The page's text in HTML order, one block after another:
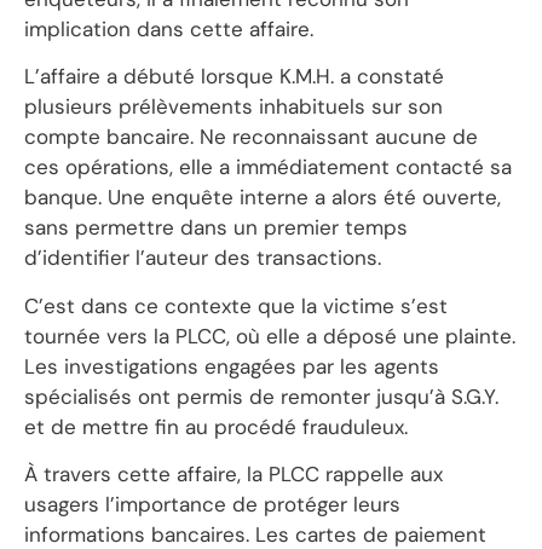
implication dans cette affaire.
L’affaire a débuté lorsque K.M.H. a constaté
plusieurs prélèvements inhabituels sur son
compte bancaire. Ne reconnaissant aucune de
ces opérations, elle a immédiatement contacté sa
banque. Une enquête interne a alors été ouverte,
sans permettre dans un premier temps
d’identifier l’auteur des transactions.
C’est dans ce contexte que la victime s’est
tournée vers la PLCC, où elle a déposé une plainte.
Les investigations engagées par les agents
spécialisés ont permis de remonter jusqu’à S.G.Y.
et de mettre fin au procédé frauduleux.
À travers cette affaire, la PLCC rappelle aux
usagers l’importance de protéger leurs
informations bancaires. Les cartes de paiement